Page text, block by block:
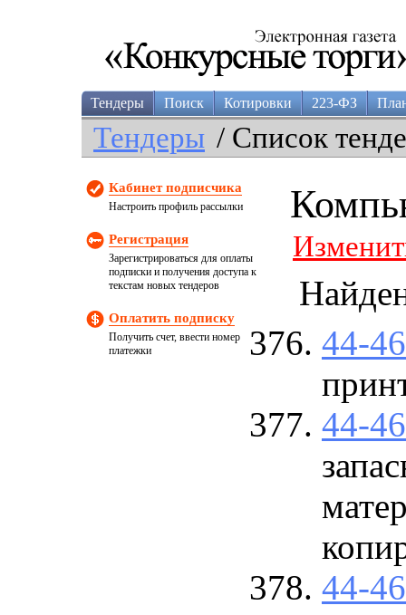
Тендеры Поиск Котировки 223-ФЗ
Тендеры / Список
Кабинет подписчика
Настроить профиль рассылки
Регистрация
Зарегистрироваться для оплаты
подписки и получения доступа к
текстам новых тендеров
Оплатить подписку
Получить счет, ввести номер
платежки
44-
44-
44-